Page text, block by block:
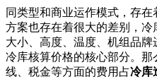
同类型和商业运作模式，存
方案也存在着很大的差别，
大小、高度、温度、机组品
冷库核算价格的核心部分。
线、税金等方面的费用占冷库